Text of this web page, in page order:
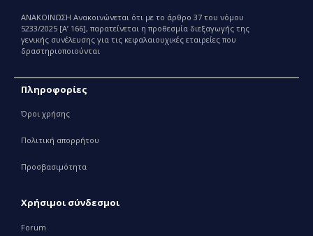
ΑΝΑΚΟΙΝΩΣΗ Ανακοινώνεται ότι με το άρθρο 37 του νόμου
5233/2025 [Α’ 166], παρατείνεται η προθεσμία διεξαγωγής της
γενικής συνέλευσης για τις κεφαλαιουχικές εταιρείες που
δραστηριοποιούνται
Πληροφορίες
Όροι χρήσης
Πολιτική απορρήτου
Προσβασιμότητα
Χρήσιμοι σύνδεσμοι
Forum